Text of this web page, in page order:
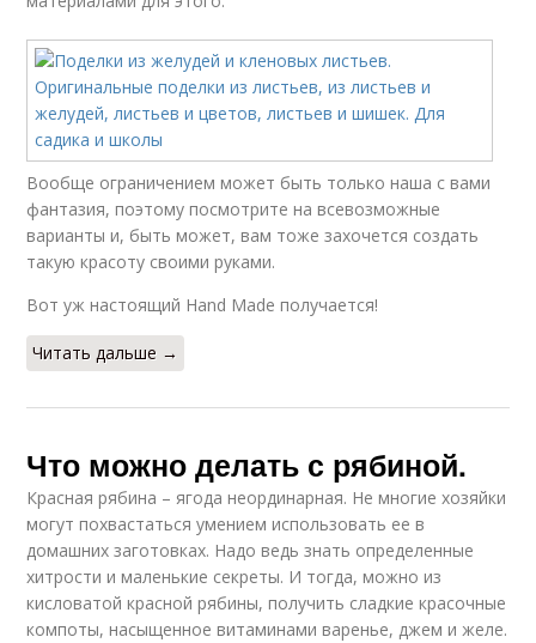
Вообще ограничением может быть только наша с вами
фантазия, поэтому посмотрите на всевозможные
варианты и, быть может, вам тоже захочется создать
такую красоту своими руками.
Вот уж настоящий Hand Made получается!
Читать дальше →
Что можно делать с рябиной.
Красная рябина – ягода неординарная. Не многие хозяйки
могут похвастаться умением использовать ее в
домашних заготовках. Надо ведь знать определенные
хитрости и маленькие секреты. И тогда, можно из
кисловатой красной рябины, получить сладкие красочные
компоты, насыщенное витаминами варенье, джем и желе.